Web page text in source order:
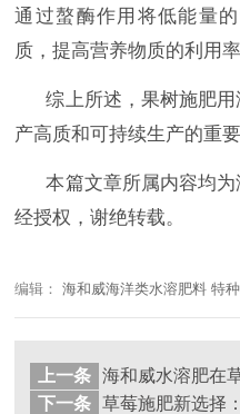
通过螯酶作用将低能量
质，提高营养物质的利用
综上所述，果树施肥
产高质和可持续生产的重要
本篇文章所属内容均
经授权，谢绝转载。
编辑：海和威海洋类水溶肥料 特
上一条
下一条